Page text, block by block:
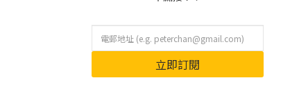
立即訂閱